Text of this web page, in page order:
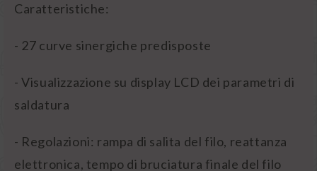
Caratteristiche:
- 27 curve sinergiche predisposte
- Visualizzazione su display LCD dei parametri di
saldatura
- Regolazioni: rampa di salita del filo, reattanza
elettronica, tempo di bruciatura finale del filo